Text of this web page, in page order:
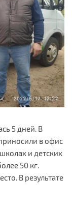
5 дней. В
в офис
и детских
50 кг.
В результате